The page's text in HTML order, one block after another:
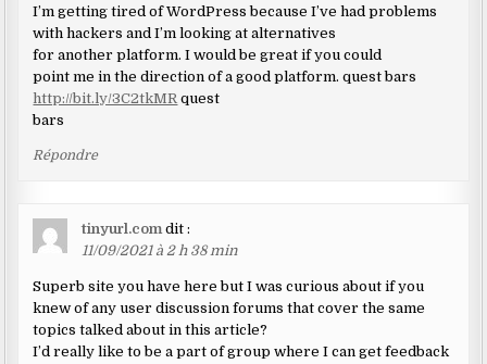
I’m getting tired of WordPress because I’ve had problems
with hackers and I’m looking at alternatives
for another platform. I would be great if you could
point me in the direction of a good platform. quest bars
http://bit.ly/3C2tkMR quest
bars
Répondre
tinyurl.com dit :
11/09/2021 à 2 h 38 min
Superb site you have here but I was curious about if you
knew of any user discussion forums that cover the same
topics talked about in this article?
I’d really like to be a part of group where I can get feedback